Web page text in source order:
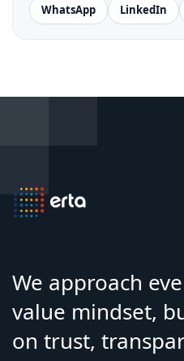
WhatsApp LinkedIn
We approach
value mindset,
on trust,